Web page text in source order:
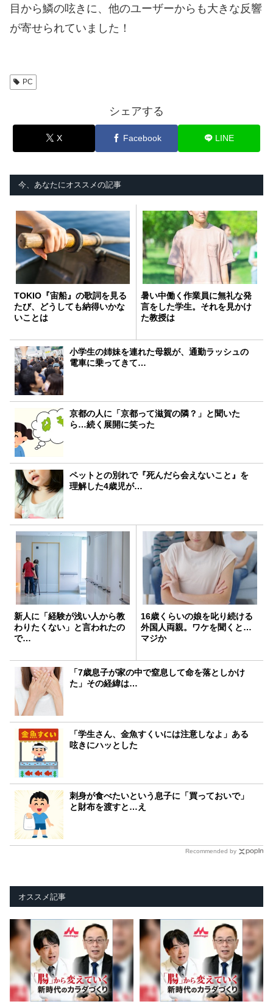
目から鱗の呟きに、他のユーザーからも大きな反響
が寄せられていました！
PC
シェアする
X Facebook LINE
今、あなたにオススメの記事
TOKIO『宙船』の歌詞を見る
たび、どうしても納得いかな
いことは
暑い中働く作業員に無礼な発
言をした学生。それを見かけ
た教授は
小学生の姉妹を連れた母親が、通勤ラッシュの
電車に乗ってきて…
京都の人に「京都って滋賀の隣？」と聞いた
ら…続く展開に笑った
ペットとの別れで『死んだら会えないこと』を
理解した4歳児が…
新人に「経験が浅い人から教
わりたくない」と言われたの
で…
16歳くらいの娘を叱り続ける
外国人両親。ワケを聞くと…
マジか
「7歳息子が家の中で窒息して命を落としかけ
た」その経緯は…
「学生さん、金魚すくいには注意しなよ」ある
呟きにハッとした
刺身が食べたいという息子に「買っておいで」
と財布を渡すと…え
Recommended by
オススメ記事